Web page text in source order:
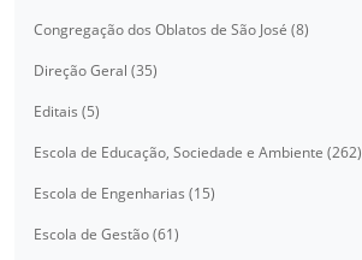
Congregação dos Oblatos de São José (8)
Direção Geral (35)
Editais (5)
Escola de Educação, Sociedade e Ambiente (262)
Escola de Engenharias (15)
Escola de Gestão (61)